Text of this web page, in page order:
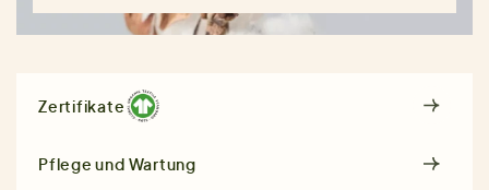
Zertifikate
Pflege und Wartung